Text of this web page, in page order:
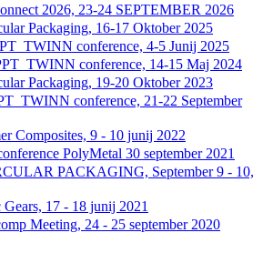
2026, 23-24 SEPTEMBER 2026
Packaging, 16-17 Oktober 2025
conference, 4-5 Junij 2025
conference, 14-15 Maj 2024
Packaging, 19-20 Oktober 2023
conference, 21-22 September
Composites, 9 - 10 junij 2022
PolyMetal 30 september 2021
PACKAGING, September 9 - 10,
Gears, 17 - 18 junij 2021
Meeting, 24 - 25 september 2020